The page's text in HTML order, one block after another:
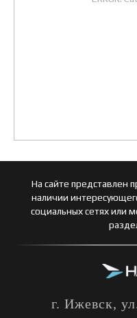
На сайте представлен
наличии
социальных сетях или
г. Ижевск,